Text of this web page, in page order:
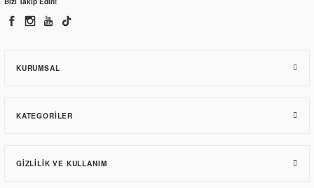
Mondial ZNU Sele Altı Yan Karenaj Sol Alt
KURUMSAL
KATEGORILER
GIZLILIK VE KULLANIM